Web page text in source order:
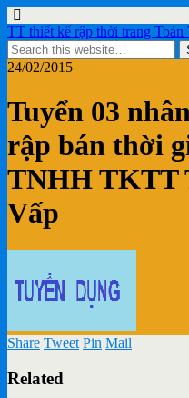
TT thiết kế rập thời trang Toán
24/02/2015
Tuyển 03
rập bán thời
TNHH TKTT
Vấp
Share Tweet Pin Mail
Related